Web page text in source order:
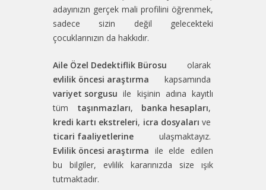
adayınızın gerçek mali profilini öğrenmek,
sadece sizin değil gelecekteki
çocuklarınızın da hakkıdır.
Aile Özel Dedektiflik Bürosu olarak
evlilik öncesi araştırma kapsamında
variyet sorgusu ile kişinin adına kayıtlı
tüm taşınmazları, banka hesapları,
kredi kartı ekstreleri, icra dosyaları ve
ticari faaliyetlerine ulaşmaktayız.
Evlilik öncesi araştırma ile elde edilen
bu bilgiler, evlilik kararınızda size ışık
tutmaktadır.